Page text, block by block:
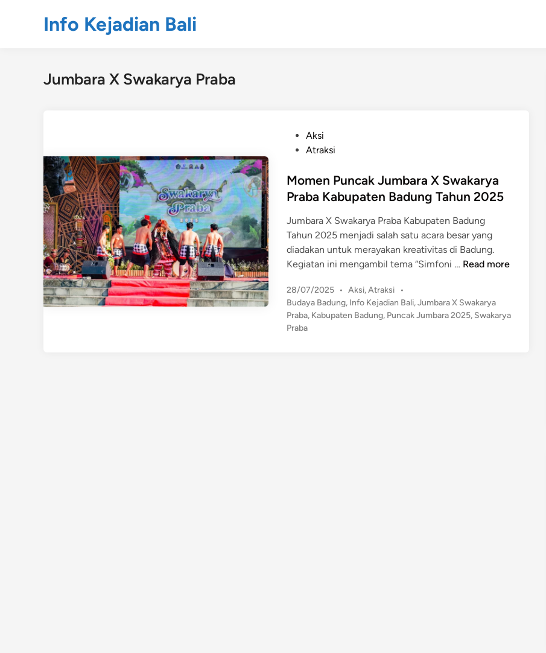
Info Kejadian Bali
Jumbara X Swakarya Praba
t
e
i
n
Aksi
Atraksi
Momen Puncak Jumbara X Swakarya
Praba Kabupaten Badung Tahun 2025
Jumbara X Swakarya Praba Kabupaten Badung
Tahun 2025 menjadi salah satu acara besar yang
diadakan untuk merayakan kreativitas di Badung.
Kegiatan ini mengambil tema “Simfoni … M
e
n
Read more
28/07/2025 • P
o
s
Aksi,Atraksi
•
Budaya Badung, Info Kejadian Bali,Jumbara X Swakarya
Praba, Kabupaten Badung, Puncak Jumbara 2025, Swakarya
Praba